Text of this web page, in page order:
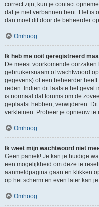
correct zijn, kun je contact
dat je niet verbannen bent. Het is
dan moet dit door de beheerder
Omhoog
Ik heb me ooit geregistreerd
De meest voorkomende
gebruikersnaam of wachtwoord
gegevens) of een beheerder
reden. Indien dit laatste het geval
is normaal dat forums om de
geplaatst hebben, verwijderen.
verkleinen. Probeer je opnieuw
Omhoog
Ik weet mijn wachtwoord niet
Geen paniek! Je kan je huidige
een mogelijkheid om deze te
aanmeldpagina gaan en klikken
op het scherm en even later kan
Omhoog